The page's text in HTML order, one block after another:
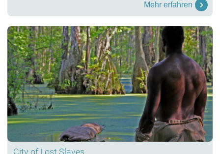
Mehr erfahren
City of Lost Slaves